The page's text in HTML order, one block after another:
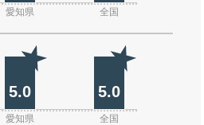
愛知県 全国
5.0 5.0
愛知県 全国